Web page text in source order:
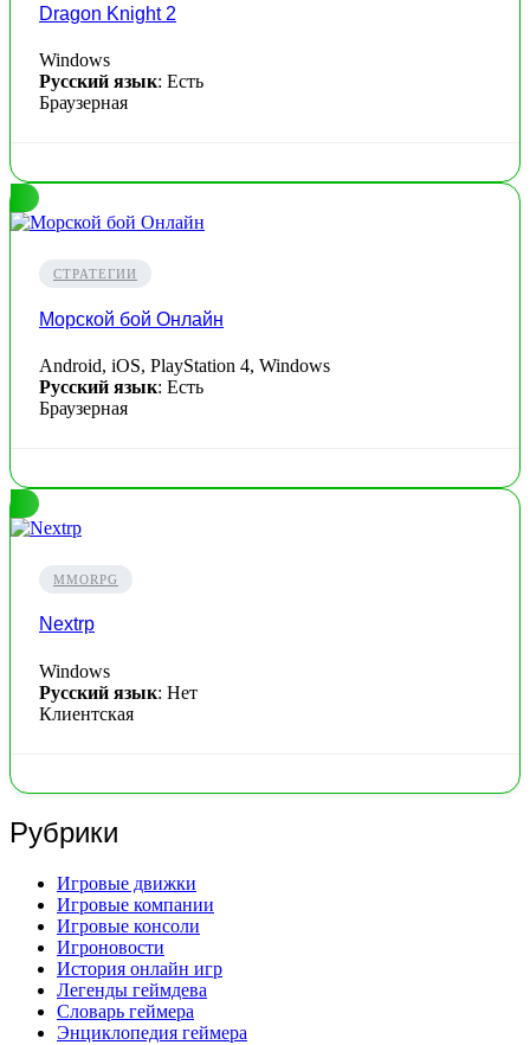
Dragon Knight 2
Windows
Русский язык: Есть
Браузерная
СТРАТЕГИИ
Морской бой Онлайн
Android, iOS, PlayStation 4, Windows
Русский язык: Есть
Браузерная
MMORPG
Nextrp
Windows
Русский язык: Нет
Клиентская
Рубрики
Игровые движки
Игровые компании
Игровые консоли
Игроновости
История онлайн игр
Легенды геймдева
Словарь геймера
Энциклопедия геймера